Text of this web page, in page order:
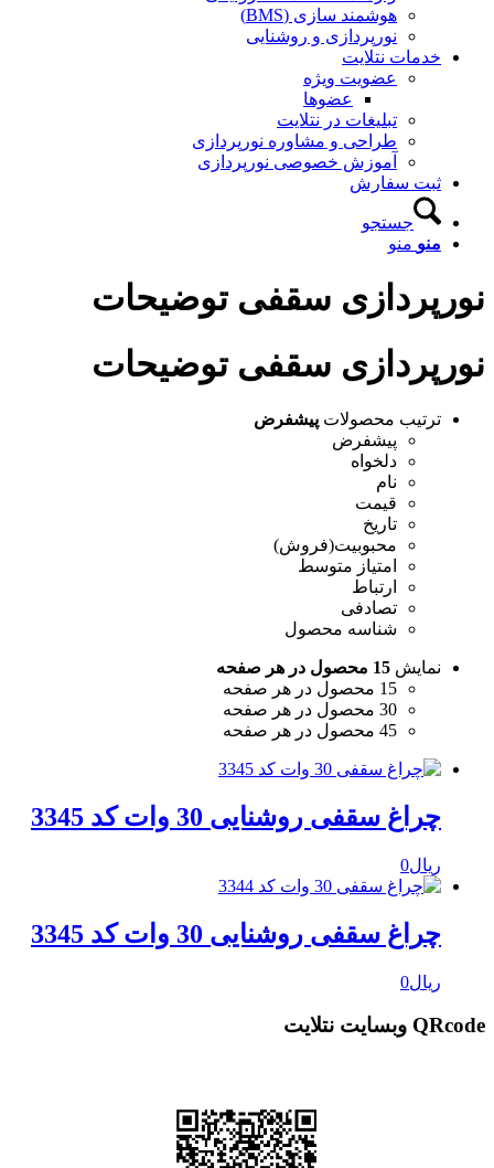
هوشمند سازی (BMS)
نورپردازی و روشنایی
خدمات نتلایت
عضویت ویژه
عضوها
تبلیغات در نتلایت
طراحی و مشاوره نورپردازی
آموزش خصوصی نورپردازی
ثبت سفارش
جستجو
منو منو
نورپردازی سقفی توضیحات
نورپردازی سقفی توضیحات
ترتیب محصولات پیشفرض
پیشفرض
دلخواه
نام
قیمت
تاریخ
محبوبیت(فروش)
امتیاز متوسط
ارتباط
تصادفی
شناسه محصول
نمایش 15 محصول در هر صفحه
15 محصول در هر صفحه
30 محصول در هر صفحه
45 محصول در هر صفحه
چراغ سقفی روشنایی 30 وات کد 3345
ریال0
چراغ سقفی روشنایی 30 وات کد 3345
ریال0
QRcode وبسایت نتلایت